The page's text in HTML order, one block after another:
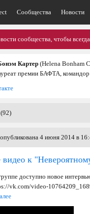
Сообщества Новости
сообщества, чтобы
Картер (Helena Bonham
премии БАФТА,
4 июня 2014 в
к
доступно новое
vk.com/video-